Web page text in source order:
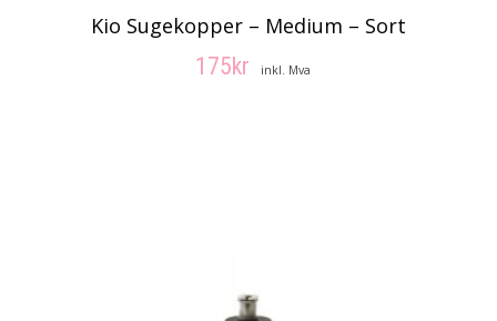
Kio Sugekopper – Medium – Sort
175kr inkl. Mva